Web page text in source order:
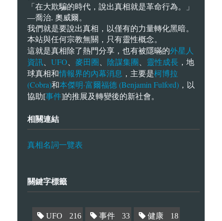
「在大欺騙的時代，說出真相就是革命行為。」
—喬治. 奧威爾。
我們就是要說出真相，以僅有的力量轉化黑暗。
本站與任何宗教無關，只有靈性概念。
這就是真相除了熱門分享，也有被隱暪的外星人
資訊
UFO 麥田圈 陰謀集團 靈性成長 ，地
球真相和情報界的內幕消息 ，主要是柯博拉
(Cobra)和本傑明·富爾福德 (Benjamin Fulford) ，以
協助[事件]的推展及轉變後的新社會。
相關連結
真相名詞一覽表
關鍵字標籤
UFO 216 事件 33 健康 18